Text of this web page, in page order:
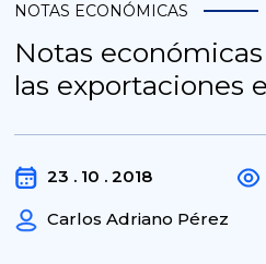
NOTAS ECONÓMICAS
Notas
las exportaciones
23 . 10 . 2018
Carlos Adriano Pérez